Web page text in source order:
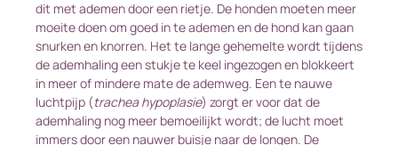
dit met ademen door een rietje. De honden moeten meer
moeite doen om goed in te ademen en de hond kan gaan
snurken en knorren. Het te lange gehemelte wordt tijdens
de ademhaling een stukje te keel ingezogen en blokkeert
in meer of mindere mate de ademweg. Een te nauwe
luchtpijp (trachea hypoplasie) zorgt er voor dat de
ademhaling nog meer bemoeilijkt wordt; de lucht moet
immers door een nauwer buisje naar de longen. De